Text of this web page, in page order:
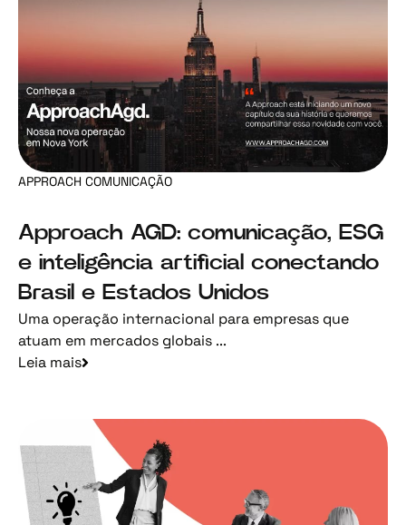
APPROACH COMUNICAÇÃO
Approach AGD: comunicação, ESG
e inteligência artificial conectando
Brasil e Estados Unidos
Uma operação internacional para empresas que
atuam em mercados globais ...
Leia mais